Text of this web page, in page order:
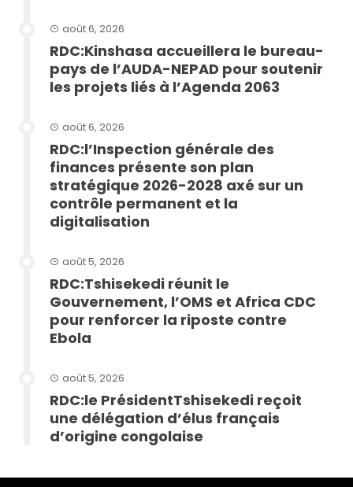
août 6, 2026
RDC:Kinshasa accueillera le bureau-
pays de l’AUDA-NEPAD pour soutenir
les projets liés à l’Agenda 2063
août 6, 2026
RDC:l’Inspection générale des
finances présente son plan
stratégique 2026-2028 axé sur un
contrôle permanent et la
digitalisation
août 5, 2026
RDC:Tshisekedi réunit le
Gouvernement, l’OMS et Africa CDC
pour renforcer la riposte contre
Ebola
août 5, 2026
RDC:le PrésidentTshisekedi reçoit
une délégation d’élus français
d’origine congolaise